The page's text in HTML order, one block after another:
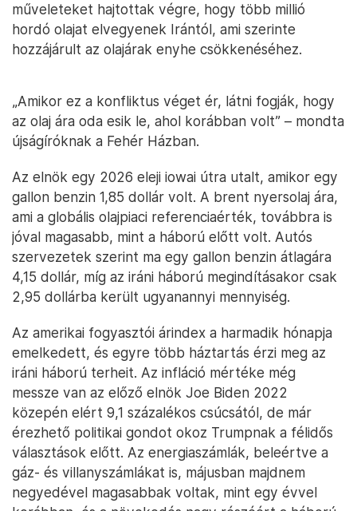
műveleteket hajtottak végre, hogy több millió
hordó olajat elvegyenek Irántól, ami szerinte
hozzájárult az olajárak enyhe csökkenéséhez.
„Amikor ez a konfliktus véget ér, látni fogják, hogy
az olaj ára oda esik le, ahol korábban volt” – mondta
újságíróknak a Fehér Házban.
Az elnök egy 2026 eleji iowai útra utalt, amikor egy
gallon benzin 1,85 dollár volt. A brent nyersolaj ára,
ami a globális olajpiaci referenciaérték, továbbra is
jóval magasabb, mint a háború előtt volt. Autós
szervezetek szerint ma egy gallon benzin átlagára
4,15 dollár, míg az iráni háború megindításakor csak
2,95 dollárba került ugyanannyi mennyiség.
Az amerikai fogyasztói árindex a harmadik hónapja
emelkedett, és egyre több háztartás érzi meg az
iráni háború terheit. Az infláció mértéke még
messze van az előző elnök Joe Biden 2022
közepén elért 9,1 százalékos csúcsától, de már
érezhető politikai gondot okoz Trumpnak a félidős
választások előtt. Az energiaszámlák, beleértve a
gáz- és villanyszámlákat is, májusban majdnem
negyedével magasabbak voltak, mint egy évvel